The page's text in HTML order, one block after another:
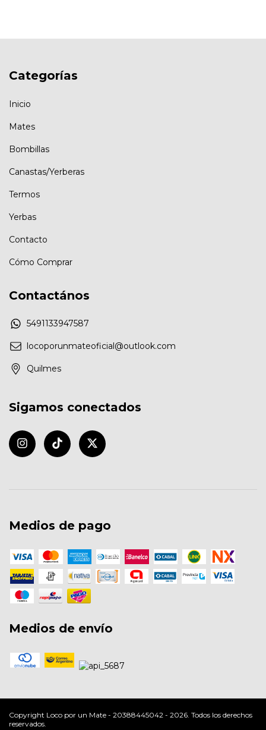
Categorías
Inicio
Mates
Bombillas
Canastas/Yerberas
Termos
Yerbas
Contacto
Cómo Comprar
Contactános
5491133947587
locoporunmateoficial@outlook.com
Quilmes
Sigamos conectados
Medios de pago
Medios de envío
Copyright Loco por un Mate - 20388445042 - 2026. Todos los derechos
reservados.